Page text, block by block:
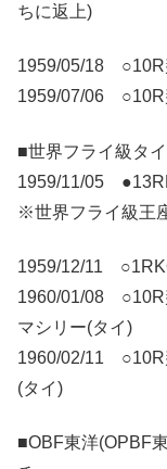
ちに返上)
1959/05/18
1959/07/06
■世界フライ級タ
1959/11/05
※世界フライ級王
1959/12/11
1960/01/08 ○10R
マシリー(タイ)
1960/02/11 ○10R
(タイ)
■OBF東洋(OPBF